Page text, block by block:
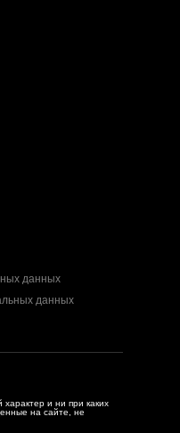
данных
данных
и ни при каких
на сайте, не